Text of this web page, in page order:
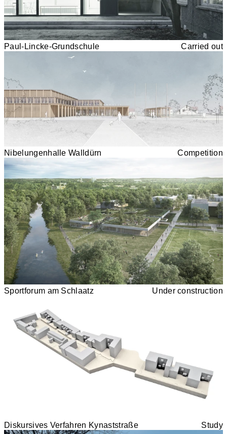
Paul-Lincke-Grundschule Carried out
Nibelungenhalle Walldürn Competition
Sportforum am Schlaatz Under construction
Diskursives Verfahren Kynaststraße Study